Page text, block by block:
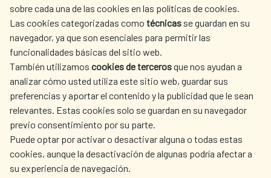
sobre cada una de las cookies en las políticas de cookies.
Las cookies categorizadas como técnicas se guardan en su
navegador, ya que son esenciales para permitir las
funcionalidades básicas del sitio web.
También utilizamos cookies de tercerosque nos ayudan a
analizar cómo usted utiliza este sitio web, guardar sus
preferencias y aportar el contenido y la publicidad que le sean
relevantes. Estas cookies solo se guardan en su navegador
previo consentimiento por su parte.
Puede optar por activar o desactivar alguna o todas estas
cookies, aunque la desactivación de algunas podría afectar a
su experiencia de navegación.
AECID
WHERE DO WE COOPERATE?
SPANISH HUMANITARIAN
ACTION
PRESS ROOM
CULTURE AND SCIENCE LIBRARY
OUR SOCIAL MEDIA